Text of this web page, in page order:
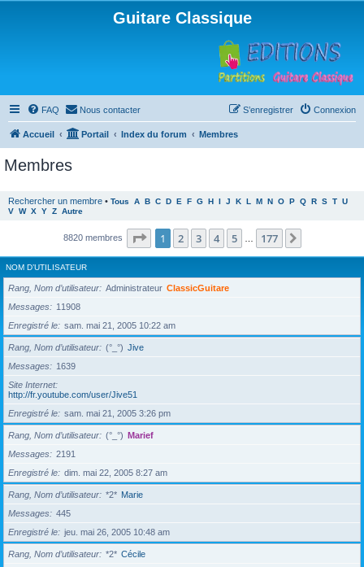
Guitare Classique
FAQ Nous contacter Connexion
S’enregistrer
Accueil Portail Index du forum Membres
Membres
Rechercher un membre • Tous A B C D E F G H I J K L M N O P Q R S T U
V W X Y Z Autre
8820 membres Page 1sur177
1 2 3 4 5 177
NOM D’UTILISATEUR
Rang, Nom d’utilisateur Administrateur ClassicGuitare
Messages
11908
Enregistré le
sam. mai 21, 2005 10:22 am
Rang, Nom d’utilisateur (°_°) Jive
Messages
1639
Site Internet
http://fr.youtube.com/user/Jive51
Enregistré le
sam. mai 21, 2005 3:26 pm
Rang, Nom d’utilisateur (°_°) Marief
Messages
2191
Enregistré le
dim. mai 22, 2005 8:27 am
Rang, Nom d’utilisateur *2* Marie
Messages
445
Enregistré le
jeu. mai 26, 2005 10:48 am
Rang, Nom d’utilisateur *2* Cécile